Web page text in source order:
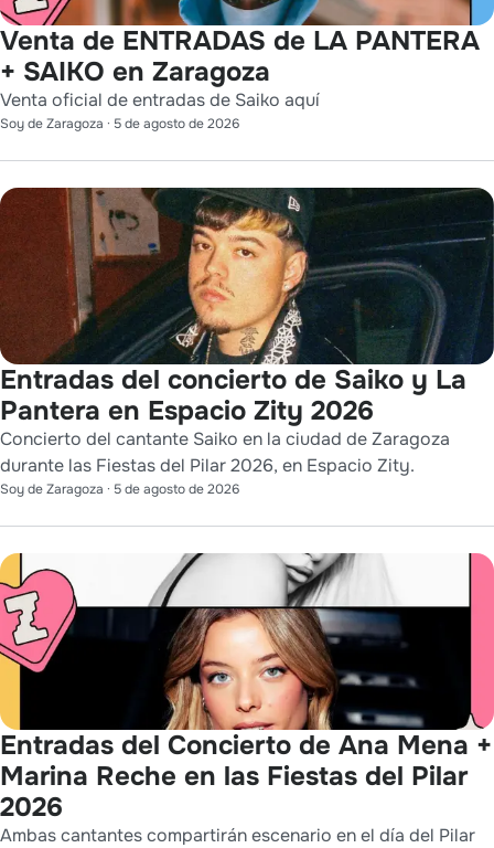
Venta de ENTRADAS de LA PANTERA
+ SAIKO en Zaragoza
Venta oficial de entradas de Saiko aquí
Soy de Zaragoza · 5 de agosto de 2026
Entradas del concierto de Saiko y La
Pantera en Espacio Zity 2026
Concierto del cantante Saiko en la ciudad de Zaragoza
durante las Fiestas del Pilar 2026, en Espacio Zity.
Soy de Zaragoza · 5 de agosto de 2026
Entradas del Concierto de Ana Mena +
Marina Reche en las Fiestas del Pilar
2026
Ambas cantantes compartirán escenario en el día del Pilar